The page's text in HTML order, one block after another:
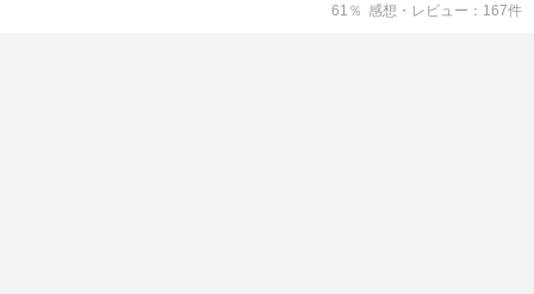
61 ％ 感想・レビュー 167件